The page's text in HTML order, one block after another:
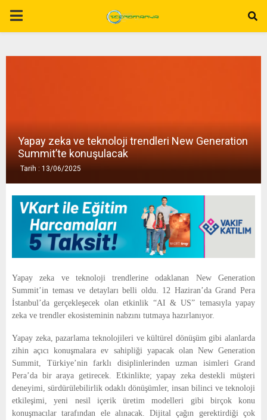
P
A
E
N
U
Yapay zeka ve teknoloji trendleri New Generation
Summit’te konuşulacak
Tarih : 13/06/2025
Yapay zeka ve teknoloji trendlerine odaklanan New Generation
Summit’in teması ve detayları belli oldu. 12 Haziran’da Grand Pera
İstanbul’da gerçekleşecek olan etkinlik “AI & US” temasıyla yapay
zeka ve trendler ekosisteminin nabzını tutmaya hazırlanıyor.
Yapay zeka, pazarlama teknolojileri ve kültürel dönüşüm gibi alanlarda
zihin açıcı konuşmalara ev sahipliği yapacak olan New Generation
Summit, Türkiye’nin farklı disiplinlerinden uzman isimleri Grand
Pera’da bir araya getirecek. Etkinlikte; yapay zeka destekli müşteri
deneyimi, sürdürülebilirlik odaklı dönüşümler, insan bilinci ve teknoloji
etkileşimi, yeni nesil içerik üretim modelleri gibi birçok konu
konuşmacılar tarafından ele alınacak. Dijital çağın gerektirdiği çok